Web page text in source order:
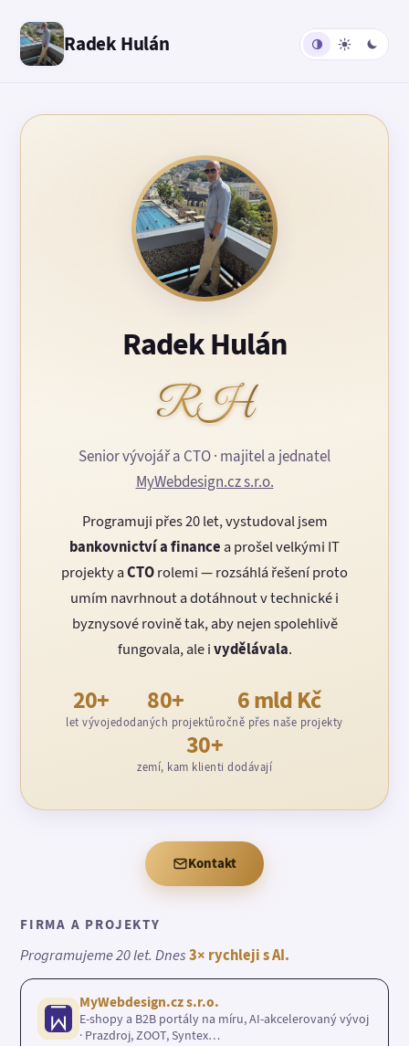
Radek Hulán
Radek Hulán
RH
Senior vývojář a CTO · majitel a jednatel
MyWebdesign.cz s.r.o.
Programuji přes 20 let, vystudoval jsem
bankovnictví a finance a prošel velkými IT
projekty aCTOrolemi — rozsáhlá řešení proto
umím navrhnout a dotáhnout v technické i
byznysové rovině tak, aby nejen spolehlivě
fungovala, ale ivydělávala.
20+
let vývoje
80+
dodaných projektů
6 mld Kč
ročně přes naše projekty
30+
zemí, kam klienti dodávají
Kontakt
FIRMA A PROJEKTY
Programujeme 20 let. Dnes3× rychleji s AI.
MyWebdesign.cz s.r.o.
E-shopy a B2B portály na míru, AI-akcelerovaný vývoj
· Prazdroj, ZOOT, Syntex…